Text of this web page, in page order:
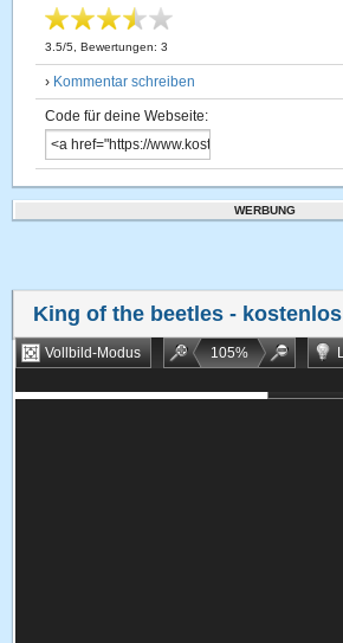
3.5/5 , Bewertungen:3
› Kommentar schreiben
Code für deine Webseite:
WERBUNG
King of the beetles -
Vollbild-Modus 105%